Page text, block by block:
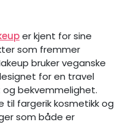
er kjent for sine
som fremmer
bruker veganske
for en travel
og bekvemmelighet.
til fargerik kosmetikk og
som både er